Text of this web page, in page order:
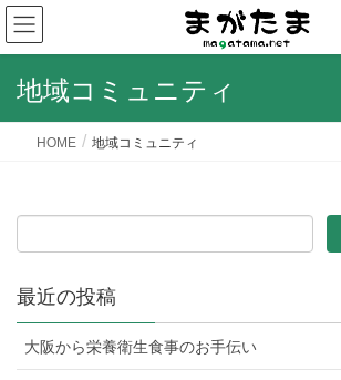
地域コミュニティ
HOME 地域コミュニティ
最近の投稿
大阪から栄養衛生食事のお手伝い